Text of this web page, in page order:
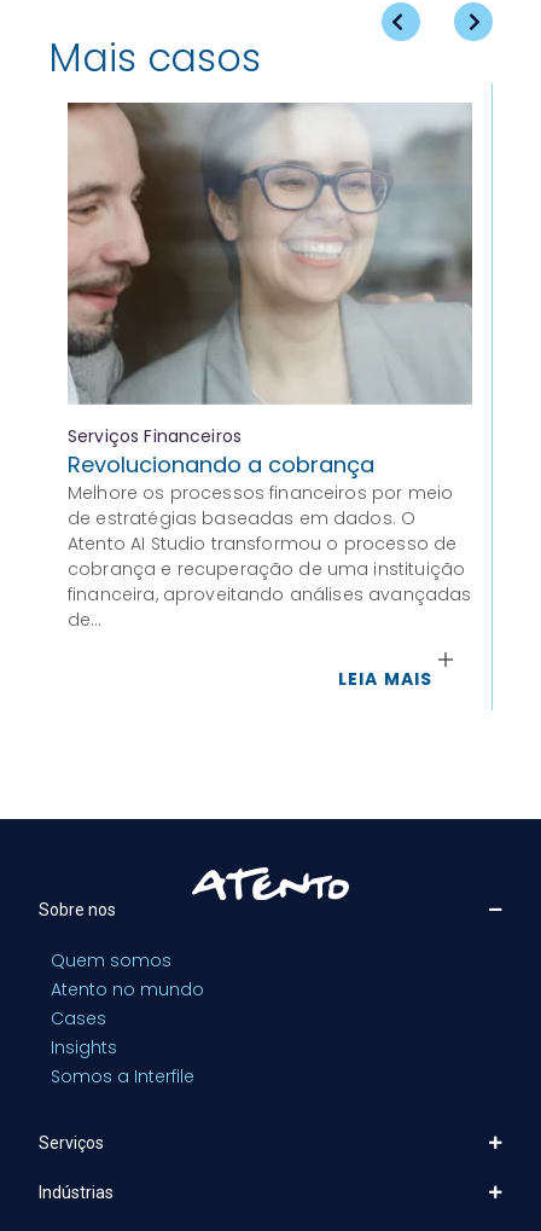
Mais casos
Serviços Financeiros
Revolucionando a cobrança
Melhore os processos financeiros por meio
de estratégias baseadas em dados. O
Atento AI Studio transformou o processo de
cobrança e recuperação de uma instituição
financeira, aproveitando análises avançadas
de…
LEIA MAIS
Sobre nos
Quem somos
Atento no mundo
Cases
Insights
Somos a Interfile
Serviços
Indústrias